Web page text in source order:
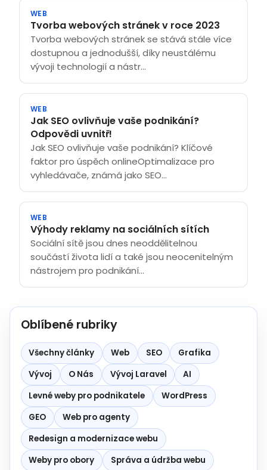
WEB
Tvorba webových stránek v roce 2023
Tvorba webových stránek se stává stále více
dostupnou a jednodušší, díky neustálému
vývoji technologií a nástr...
WEB
Jak SEO ovlivňuje vaše podnikání?
Odpovědi uvnitř!
Jak SEO ovlivňuje vaše podnikání? Klíčové
faktor pro úspěch onlineOptimalizace pro
vyhledávače, známá jako SEO...
WEB
Výhody reklamy na sociálních sítích
Sociální sítě jsou dnes neoddělitelnou
součástí života lidí a také jsou neocenitelným
nástrojem pro podnikání...
Oblíbené rubriky
Všechny články Web SEO
Grafika
Vývoj
O Nás Vývoj Laravel
AI
Levné weby pro podnikatele
WordPress
GEO
Web pro agenty
Redesign a modernizace webu
Weby pro obory
Správa a údržba webu